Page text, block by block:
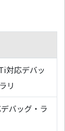
対応デバッ
リ
バッグ・ラ